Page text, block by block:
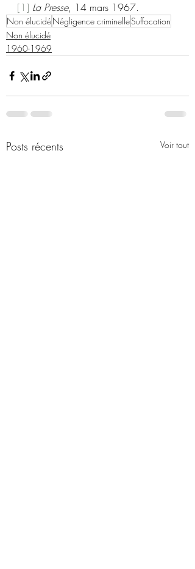
[1] La Presse, 14 mars 1967.
Non élucidéNégligence criminelleSuffocation
Non élucidé
1960-1969
Posts récents Voir tout